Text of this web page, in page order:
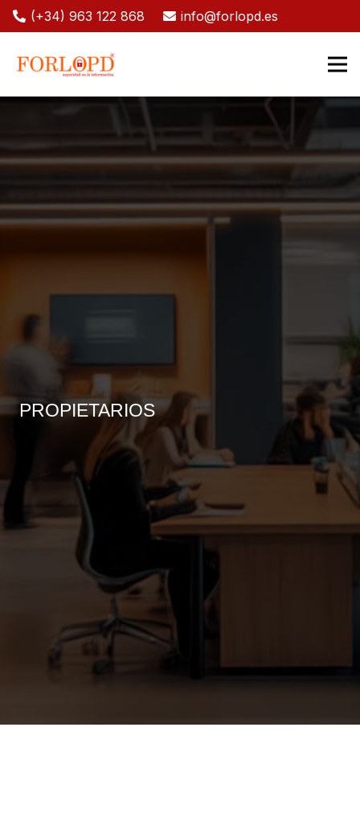
(+34) 963 122 868 info@forlopd.es
PROPIETARIOS